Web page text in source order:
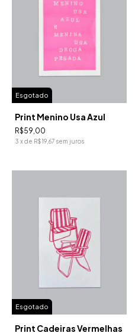
Esgotado
Print Menino Usa Azul
R$59,00
3 xde R$19,67 sem juros
Esgotado
Print Cadeiras Vermelhas